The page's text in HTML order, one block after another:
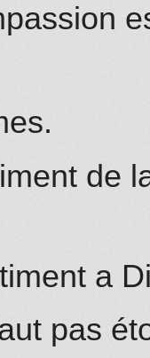
de
a
pas